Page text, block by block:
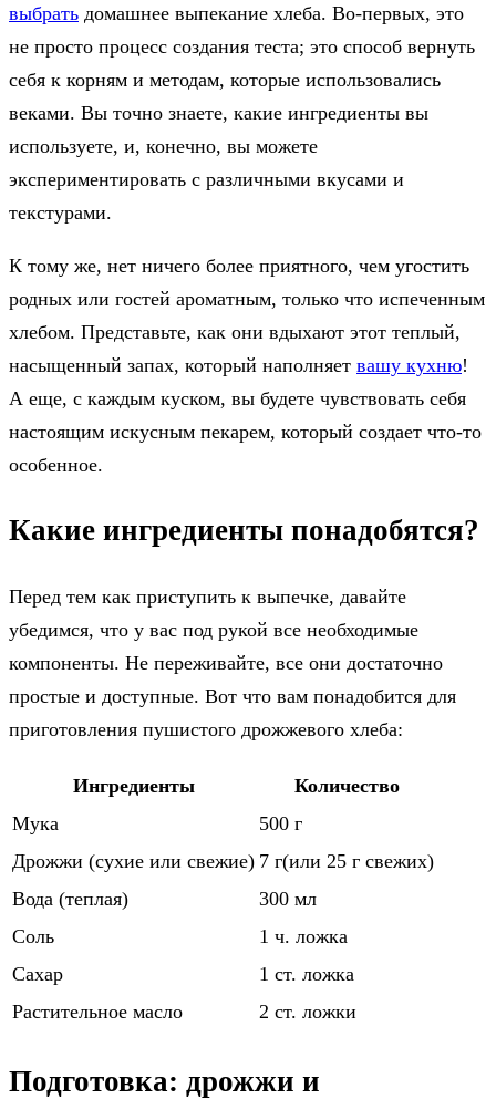
выбрать домашнее выпекание хлеба. Во-первых, это
не просто процесс создания теста; это способ вернуть
себя к корням и методам, которые использовались
веками. Вы точно знаете, какие ингредиенты вы
используете, и, конечно, вы можете
экспериментировать с различными вкусами и
текстурами.
К тому же, нет ничего более приятного, чем угостить
родных или гостей ароматным, только что испеченным
хлебом. Представьте, как они вдыхают этот теплый,
насыщенный запах, который наполняет вашу кухню!
А еще, с каждым куском, вы будете чувствовать себя
настоящим искусным пекарем, который создает что-то
особенное.
Какие ингредиенты понадобятся?
Перед тем как приступить к выпечке, давайте
убедимся, что у вас под рукой все необходимые
компоненты. Не переживайте, все они достаточно
простые и доступные. Вот что вам понадобится для
приготовления пушистого дрожжевого хлеба:
Ингредиенты
Количество
Мука
500 г
Дрожжи (сухие или свежие) 7 г(или 25 г свежих)
Вода (теплая)
300 мл
Соль
1 ч. ложка
Сахар
1 ст. ложка
Растительное масло
2 ст. ложки
Подготовка: дрожжи и